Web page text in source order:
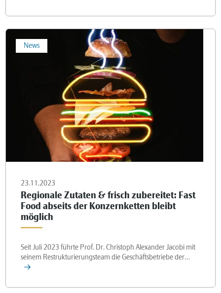
News
23.11.2023
Regionale Zutaten & frisch zubereitet: Fast
Food abseits der Konzernketten bleibt
möglich
Seit Juli 2023 führte Prof. Dr. Christoph Alexander Jacobi mit
seinem Restrukturierungsteam die Geschäftsbetriebe der…